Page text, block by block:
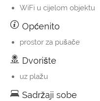
WiFi u cijelom objektu
Općenito
prostor za pušače
Dvorište
uz plažu
Sadržaji sobe